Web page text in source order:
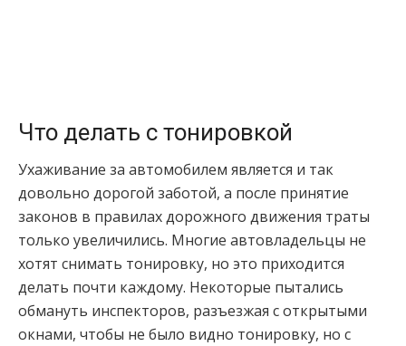
Что делать с тонировкой
Ухаживание за автомобилем является и так
довольно дорогой заботой, а после принятие
законов в правилах дорожного движения траты
только увеличились. Многие автовладельцы не
хотят снимать тонировку, но это приходится
делать почти каждому. Некоторые пытались
обмануть инспекторов, разъезжая с открытыми
окнами, чтобы не было видно тонировку, но с